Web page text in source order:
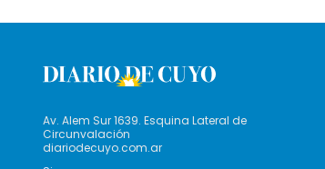
Av. Alem Sur 1639. Esquina Lateral de
Circunvalación
diariodecuyo.com.ar